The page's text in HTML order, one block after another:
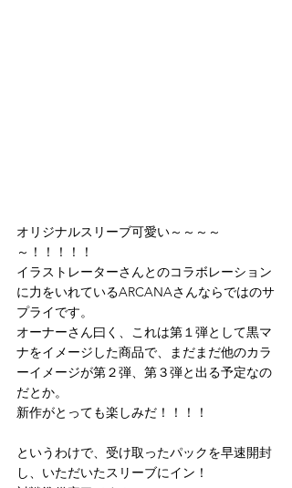
オリジナルスリーブ可愛い～～～～
～！！！！！
イラストレーターさんとのコラボレーション
に力をいれているARCANAさんならではのサ
プライです。
オーナーさん曰く、これは第１弾として黒マ
ナをイメージした商品で、まだまだ他のカラ
ーイメージが第２弾、第３弾と出る予定なの
だとか。
新作がとっても楽しみだ！！！！
というわけで、受け取ったパックを早速開封
し、いただいたスリーブにイン！